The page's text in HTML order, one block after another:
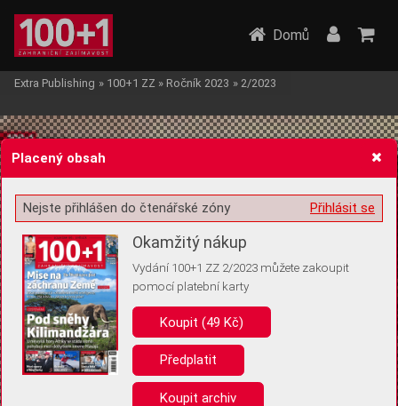
Žádost o souhlas s ukládáním volitelných informací
Pro základní fungování webu nepotřebujeme ukládat žádné informace
(tzv. cookies apod.). Rádi bychom vás ale požádali o souhlas s
uložením volitelných informací:
Anonymní unikátní ID
Domů
Extra Publishing » 100+1 ZZ » Ročník 2023 » 2/2023
Placený obsah
Přihlásit se
Nejste přihlášen do čtenářské zóny
Okamžitý nákup
Vydání 100+1 ZZ 2/2023 můžete zakoupit
pomocí platební karty
Koupit (49 Kč)
Předplatit
Koupit archiv